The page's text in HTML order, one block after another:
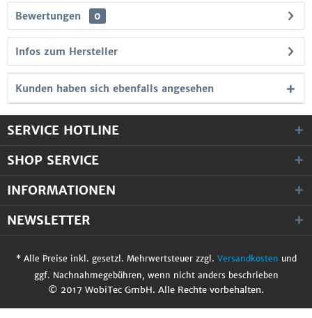
Bewertungen 0
Infos zum Hersteller
Kunden haben sich ebenfalls angesehen
SERVICE HOTLINE
SHOP SERVICE
INFORMATIONEN
NEWSLETTER
* Alle Preise inkl. gesetzl. Mehrwertsteuer zzgl. Versandkosten und
ggf. Nachnahmegebühren, wenn nicht anders beschrieben
© 2017 WobiTec GmbH. Alle Rechte vorbehalten.